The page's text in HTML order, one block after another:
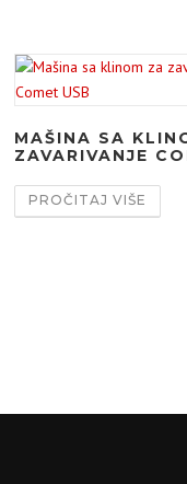
MAŠINA SA
ZAVARIVANJE
PROČITAJ VIŠE